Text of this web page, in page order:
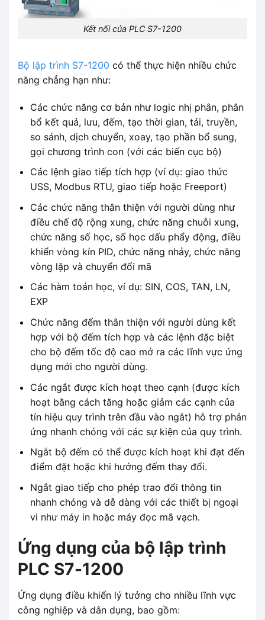
Kết nối của PLC S7-1200
Bộ lập trình S7-1200 có thể thực hiện nhiều chức
năng chẳng hạn như:
Các chức năng cơ bản như logic nhị phân, phân
bổ kết quả, lưu, đếm, tạo thời gian, tải, truyền,
so sánh, dịch chuyển, xoay, tạo phần bổ sung,
gọi chương trình con (với các biến cục bộ)
Các lệnh giao tiếp tích hợp (ví dụ: giao thức
USS, Modbus RTU, giao tiếp hoặc Freeport)
Các chức năng thân thiện với người dùng như
điều chế độ rộng xung, chức năng chuỗi xung,
chức năng số học, số học dấu phẩy động, điều
khiển vòng kín PID, chức năng nhảy, chức năng
vòng lặp và chuyển đổi mã
Các hàm toán học, ví dụ: SIN, COS, TAN, LN,
EXP
Chức năng đếm thân thiện với người dùng kết
hợp với bộ đếm tích hợp và các lệnh đặc biệt
cho bộ đếm tốc độ cao mở ra các lĩnh vực ứng
dụng mới cho người dùng.
Các ngắt được kích hoạt theo cạnh (được kích
hoạt bằng cách tăng hoặc giảm các cạnh của
tín hiệu quy trình trên đầu vào ngắt) hỗ trợ phản
ứng nhanh chóng với các sự kiện của quy trình.
Ngắt bộ đếm có thể được kích hoạt khi đạt đến
điểm đặt hoặc khi hướng đếm thay đổi.
Ngắt giao tiếp cho phép trao đổi thông tin
nhanh chóng và dễ dàng với các thiết bị ngoại
vi như máy in hoặc máy đọc mã vạch.
Ứng dụng của bộ lập trình
PLC S7-1200
Ứng dụng điều khiển lý tưởng cho nhiều lĩnh vực
công nghiệp và dân dụng, bao gồm: